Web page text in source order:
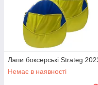
Лапи боксерські Strateg
Немає в наявності